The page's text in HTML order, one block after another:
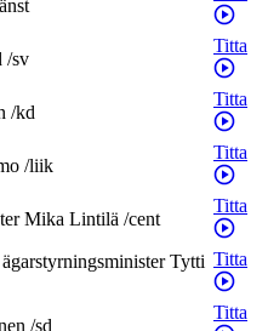
/sv
Titta
/kd
Titta
/liik
Titta
Mika Lintilä /cent
Titta
Tytti Titta
/sd
Titta